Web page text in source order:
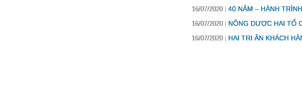
16/07/2020 40 NĂM – HÀNH
16/07/2020 NÔNG DƯỢC HAI TỔ
16/07/2020 HAI TRI ÂN KHÁCH